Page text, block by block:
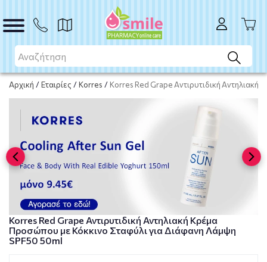
Αρχική /Εταιρίες /Korres / Korres Red Grape Αντιρυτιδική
ΑΓΟΡΑ
Korres Red Grape Αντιρυτιδική Αντηλιακή Κρέμα
Προσώπου με Κόκκινο Σταφύλι για Διάφανη Λάμψη
SPF50 50ml